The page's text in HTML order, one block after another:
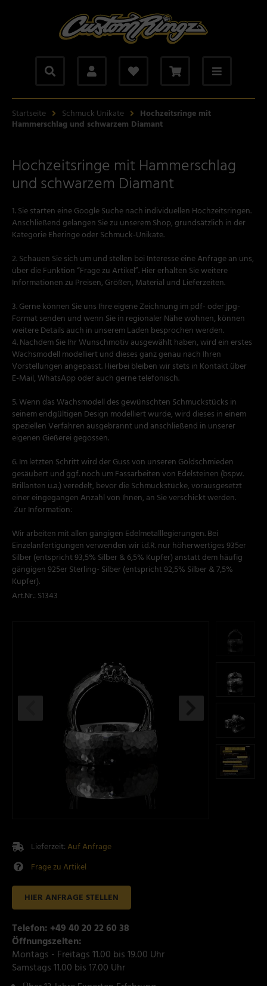
Startseite Schmuck Unikate Hochzeitsringe mit
Hammerschlag und schwarzem Diamant
Hochzeitsringe mit Hammerschlag
und schwarzem Diamant
1. Sie starten eine Google Suche nach individuellen Hochzeitsringen.
Anschließend gelangen Sie zu unserem Shop, grundsätzlich in der
Kategorie Eheringe oder Schmuck-Unikate.
2. Schauen Sie sich um und stellen bei Interesse eine Anfrage an uns,
über die Funktion “Frage zu Artikel”. Hier erhalten Sie weitere
Informationen zu Preisen, Größen, Material und Lieferzeiten.
3. Gerne können Sie uns Ihre eigene Zeichnung im pdf- oder jpg-
Format senden und wenn Sie in regionaler Nähe wohnen, können
weitere Details auch in unserem Laden besprochen werden.
4. Nachdem Sie Ihr Wunschmotiv ausgewählt haben, wird ein erstes
Wachsmodell modelliert und dieses ganz genau nach Ihren
Vorstellungen angepasst. Hierbei bleiben wir stets in Kontakt über
E-Mail, WhatsApp oder auch gerne telefonisch.
5. Wenn das Wachsmodell des gewünschten Schmuckstücks in
seinem endgültigen Design modelliert wurde, wird dieses in einem
speziellen Verfahren ausgebrannt und anschließend in unserer
eigenen Gießerei gegossen.
6. Im letzten Schritt wird der Guss von unseren Goldschmieden
gesäubert und ggf. noch um Fassarbeiten von Edelsteinen (bspw.
Brillanten u.a.) veredelt, bevor die Schmuckstücke, vorausgesetzt
einer eingegangen Anzahl von Ihnen, an Sie verschickt werden.
Zur Information:
Wir arbeiten mit allen gängigen Edelmetalllegierungen. Bei
Einzelanfertigungen verwenden wir i.d.R. nur höherwertiges 935er
Silber (entspricht 93,5% Silber & 6,5% Kupfer) anstatt dem häufig
gängigen 925er Sterling- Silber (entspricht 92,5% Silber & 7,5%
Kupfer).
Art.Nr.: S1343
Lieferzeit:Auf Anfrage
Frage zu Artikel
HIER ANFRAGE STELLEN
Telefon: +49 40 20 22 60 38
Öffnungszeiten:
Montags - Freitags 11.00 bis 19.00 Uhr
Samstags 11.00 bis 17.00 Uhr
aus Silber
aus massivem Silber
Ketten
aus Silber
Alles anzeigen aus: Totenkopf Schmuck
Skullringe
Armband
Ketten
von Customringz
Alles anzeigen aus: Wikinger Schmuck
Hammer Schmuck
Alles anzeigen aus: Biker Schmuck
Alles anzeigen aus: Anker-Schmuck
aus Silber